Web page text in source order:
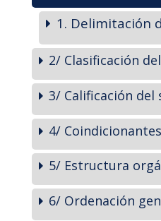
1. Delimitación
2/ Clasificación
3/ Calificación del
4/
5/ Estructura
6/ Ordenación